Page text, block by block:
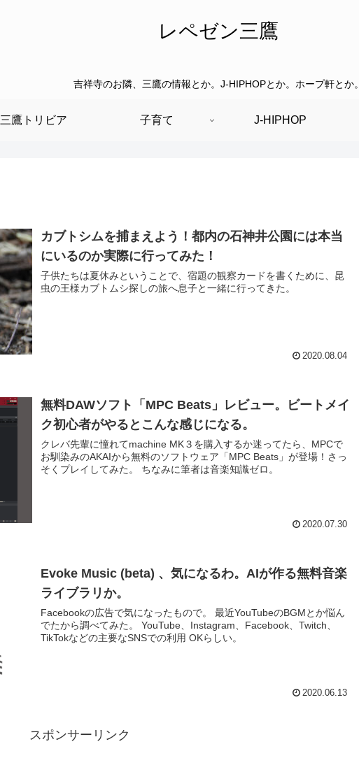
レペゼン三鷹
吉祥寺のお隣、三鷹の情報とか。J-HIPHOPとか。ホープ軒とか。
三鷹トリビア 子育て J-HIPHOP
カブトシムを捕まえよう！都内の石神井公園には本当
にいるのか実際に行ってみた！
子供たちは夏休みということで、宿題の観察カードを書くために、昆
虫の王様カブトムシ探しの旅へ息子と一緒に行ってきた。
2020.08.04
無料DAWソフト「MPC Beats」レビュー。ビートメイ
ク初心者がやるとこんな感じになる。
クレバ先輩に憧れてmachine MK３を購入するか迷ってたら、MPCで
お馴染みのAKAIから無料のソフトウェア「MPC Beats」が登場！さっ
そくプレイしてみた。 ちなみに筆者は音楽知識ゼロ。
2020.07.30
Evoke Music (beta) 、気になるわ。AIが作る無料音楽
ライブラリか。
Facebookの広告で気になったもので。 最近YouTubeのBGMとか悩ん
でたから調べてみた。 YouTube、Instagram、Facebook、Twitch、
TikTokなどの主要なSNSでの利用 OKらしい。
2020.06.13
スポンサーリンク